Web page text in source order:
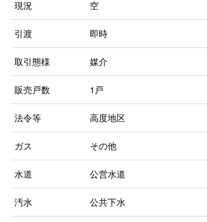
現況 空
引渡 即時
取引態様 媒介
販売戸数 1戸
法令等 高度地区
ガス その他
水道 公営水道
汚水 公共下水